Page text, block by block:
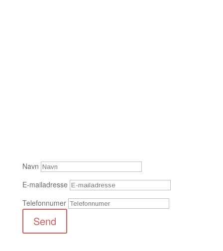
Navn
E-mailadresse
Telefonnumer
Send